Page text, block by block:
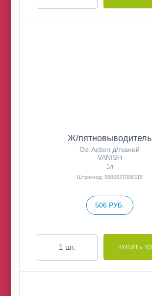
Ж/пятновыводитель
Oxi Action д/тканей
VANISH
1л
Штрихкод: 5900627006315
506 РУБ.
шт.